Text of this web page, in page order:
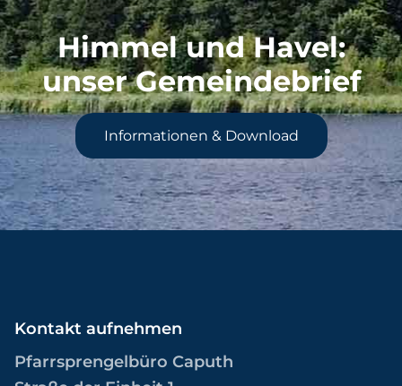
Himmel und Havel:
unser Gemeindebrief
Informationen & Download
Kontakt aufnehmen
Pfarrsprengelbüro Caputh